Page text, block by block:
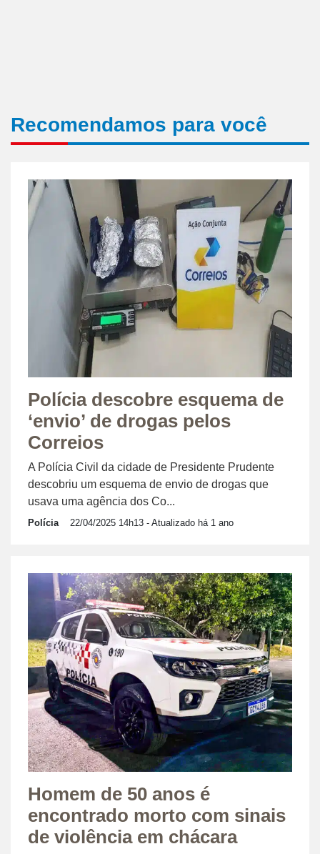
Recomendamos para você
Polícia descobre esquema de
‘envio’ de drogas pelos
Correios
A Polícia Civil da cidade de Presidente Prudente
descobriu um esquema de envio de drogas que
usava uma agência dos Co...
Polícia 22/04/2025 14h13 - Atualizado há 1 ano
Homem de 50 anos é
encontrado morto com sinais
de violência em chácara